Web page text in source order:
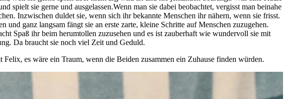
sie gerne und ausgelassen.Wenn man sie dabei beobachtet, vergisst man beinahe
Inzwischen duldet sie, wenn sich ihr bekannte Menschen ihr nähern, wenn sie frisst.
ganz langsam fängt sie an erste zarte, kleine Schritte auf Menschen zuzugehen.
Spaß ihr beim herumtollen zuzusehen und es ist zauberhaft wie wundervoll sie mit
Da braucht sie noch viel Zeit und Geduld.
es wäre ein Traum, wenn die Beiden zusammen ein Zuhause finden würden.